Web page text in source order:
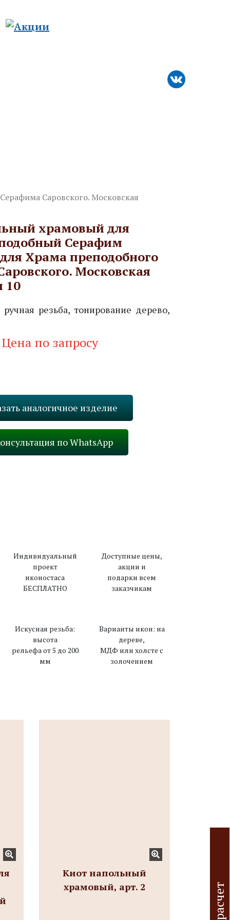
Саровского. Московская
храмовый для
Серафим
Храма преподобного
Московская
10
резьба, тонирование дерево,
Цена по запросу
аналогичное изделие
по WhatsApp
Индивидуальный
проект
иконостаса
БЕСПЛАТНО
Доступные цены,
акции и
подарки всем
заказчикам
Искусная резьба:
высота
рельефа от 5 до 200
мм
Варианты икон: на
дереве,
МДФ или холсте с
золочением
Киот напольный
храмовый, арт. 2